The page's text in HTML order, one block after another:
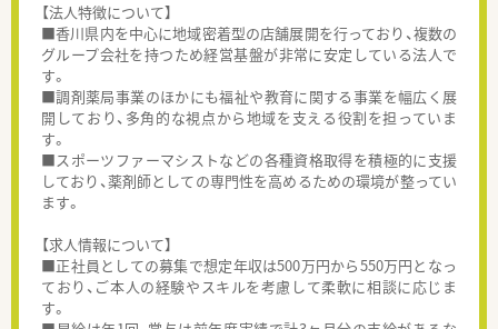
【法人特徴について】
■香川県内を中心に地域密着型の店舗展開を行っており、複数の
グループ会社を持つため経営基盤が非常に安定している法人で
す。
■調剤薬局事業のほかにも福祉や教育に関する事業を幅広く展
開しており、多角的な視点から地域を支える役割を担っていま
す。
■スポーツファーマシストなどの各種資格取得を積極的に支援
しており、薬剤師としての専門性を高めるための環境が整ってい
ます。
【求人情報について】
■正社員としての募集で想定年収は500万円から550万円となっ
ており、ご本人の経験やスキルを考慮して柔軟に相談に応じま
す。